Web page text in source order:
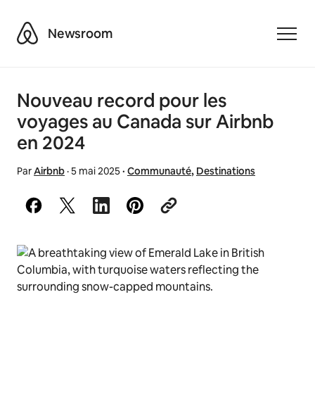
AirbnbNewsroom
Nouveau record pour les
voyages au Canada sur Airbnb
en 2024
ParAirbnb·5 mai 2025· Communauté, Destinations